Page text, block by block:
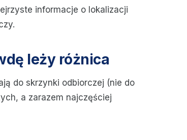
informacje o lokalizacji
leży różnica
do skrzynki odbiorczej (nie do
a zarazem najczęściej